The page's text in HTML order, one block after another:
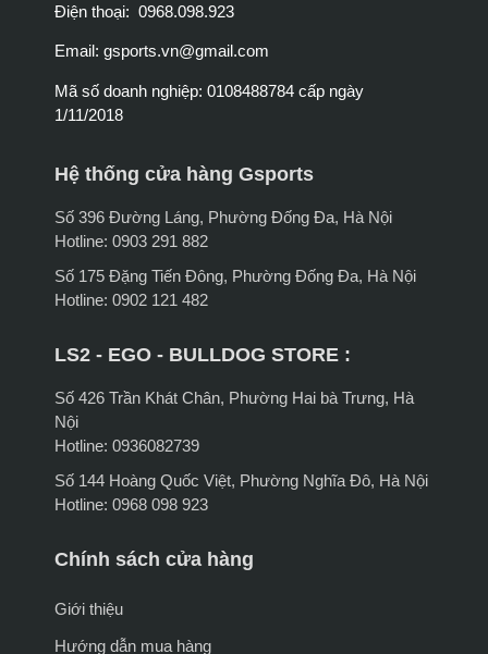
Điện thoại: 0968.098.923
Email: gsports.vn@gmail.com
Mã số doanh nghiệp: 0108488784 cấp ngày
1/11/2018
Hệ thống cửa hàng Gsports
Số 396 Đường Láng, Phường Đống Đa, Hà Nội
Hotline: 0903 291 882
Số 175 Đặng Tiến Đông, Phường Đống Đa, Hà Nội
Hotline: 0902 121 482
LS2 - EGO - BULLDOG STORE :
Số 426 Trần Khát Chân, Phường Hai bà Trưng, Hà
Nội
Hotline: 0936082739
Số 144 Hoàng Quốc Việt, Phường Nghĩa Đô, Hà Nội
Hotline: 0968 098 923
Chính sách cửa hàng
Giới thiệu
Hướng dẫn mua hàng